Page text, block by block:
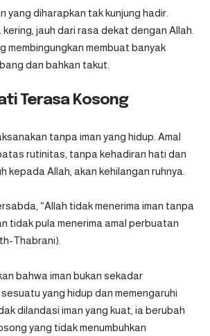
yang diharapkan tak kunjung hadir.
jauh dari rasa dekat dengan Allah.
membingungkan membuat banyak
dan bahkan takut.
Terasa Kosong
tanpa iman yang hidup. Amal
rutinitas, tanpa kehadiran hati dan
kepada Allah, akan kehilangan ruhnya.
“Allah tidak menerima iman tanpa
tidak pula menerima amal perbuatan
Thabrani).
bahwa iman bukan sekadar
yang hidup dan memengaruhi
dilandasi iman yang kuat, ia berubah
yang tidak menumbuhkan